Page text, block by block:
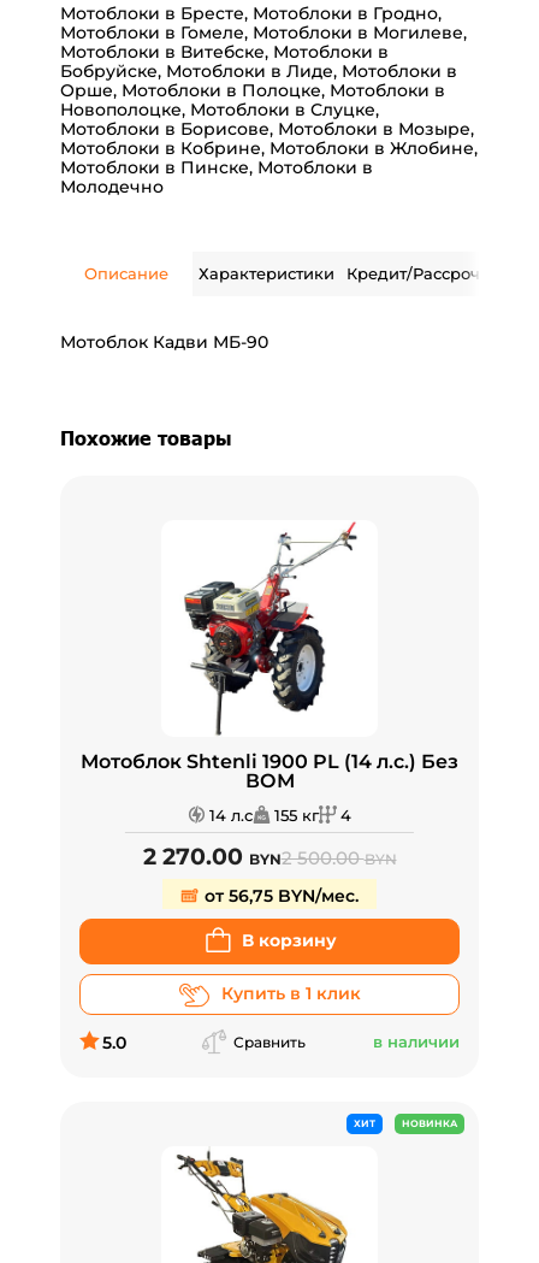
Мотоблоки в Бресте, Мотоблоки в Гродно,
Мотоблоки в Гомеле, Мотоблоки в Могилеве,
Мотоблоки в Витебске, Мотоблоки в
Бобруйске, Мотоблоки в Лиде, Мотоблоки в
Орше, Мотоблоки в Полоцке, Мотоблоки в
Новополоцке, Мотоблоки в Слуцке,
Мотоблоки в Борисове, Мотоблоки в Мозыре,
Мотоблоки в Кобрине, Мотоблоки в Жлобине,
Мотоблоки в Пинске, Мотоблоки в
Молодечно
Описание Характеристики Кредит/Рассрочка
Мотоблок Кадви МБ-90
Похожие товары
Мотоблок Shtenli 1900 PL (14 л.с.) Без
ВОМ
14 л.с 155 кг 4
2 270.00 BYN2 500.00BYN
от 56,75 BYN/мес.
В корзину
Купить в 1 клик
5.0 Сравнить в наличии
ХИТ НОВИНКА